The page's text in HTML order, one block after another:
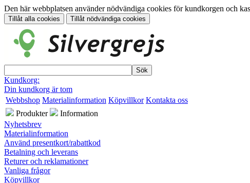
Den här webbplatsen använder nödvändiga cookies för kundkorgen och
Kundkorg:
Din kundkorg är tom
Webbshop Materialinformation Köpvillkor Kontakta oss
Produkter
Information
Nyhetsbrev
Materialinformation
Använd presentkort/rabattkod
Betalning och leverans
Returer och reklamationer
Vanliga frågor
Köpvillkor